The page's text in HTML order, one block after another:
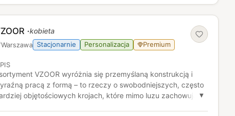
·kobieta
Warszawa Stacjonarnie Personalizacja Premium
VZOOR wyróżnia się przemyślaną konstrukcją i
pracą z formą – to rzeczy o swobodniejszych, często
objętościowych krojach, które mimo luzu zachowują
▼